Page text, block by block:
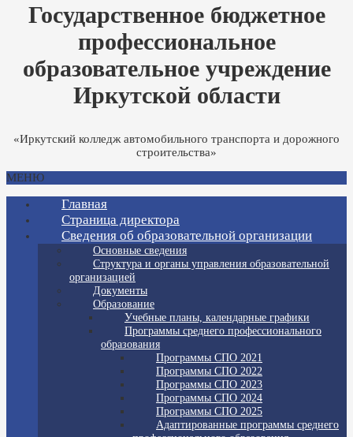
Государственное бюджетное
профессиональное
образовательное учреждение
Иркутской области
«Иркутский колледж автомобильного транспорта и дорожного
строительства»
МЕНЮ
Главная
Страница директора
Сведения об образовательной организации
Основные сведения
Структура и органы управления образовательной
организацией
Документы
Образование
Учебные планы, календарные графики
Программы среднего профессионального
образования
Программы СПО 2021
Программы СПО 2022
Программы СПО 2023
Программы СПО 2024
Программы СПО 2025
Адаптированные программы среднего